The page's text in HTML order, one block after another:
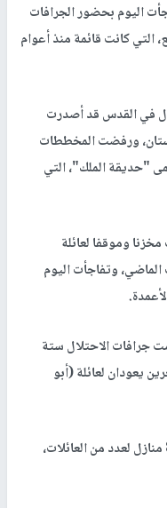
اليوم بحضور الجرافات
التي كانت قائمة منذ أعوام
في القدس قد أصدرت
ورفضت المخططات
"حديقة الملك"، التي
وموقفا لعائلة
وتفاجأت اليوم
جرافات الاحتلال ستة
يعودان لعائلة (أبو
والمنازل الستة تقع في تجمع بدوي يضم 8 منازل لعدد من العائلات،